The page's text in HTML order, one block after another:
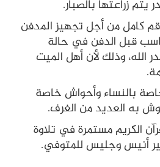
زراعتها بالصبار.
كامل من أجل تجهيز المدفن
قبل الدفن في حالة
الله، وذلك لأن أهل الميت
بالنساء وأحواش خاصة
به العديد من الغرف.
الكريم مستمرة في تلاوة
أنيس وجليس للمتوفي.